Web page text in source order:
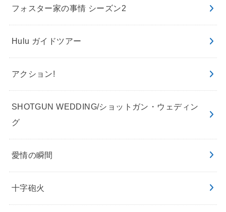
フォスター家の事情 シーズン2
Hulu ガイドツアー
アクション!
SHOTGUN WEDDING/ショットガン・ウェディン
グ
愛情の瞬間
十字砲火